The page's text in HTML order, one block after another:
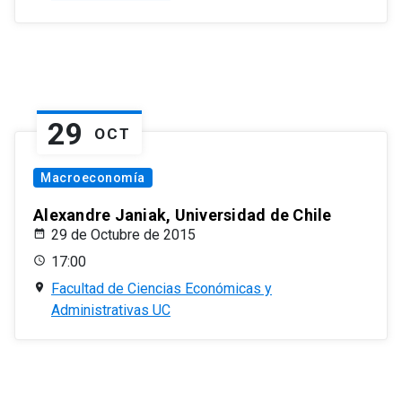
29 OCT
Macroeconomía
Alexandre Janiak, Universidad de Chile
29 de Octubre de 2015
17:00
Facultad de Ciencias Económicas y
Administrativas UC